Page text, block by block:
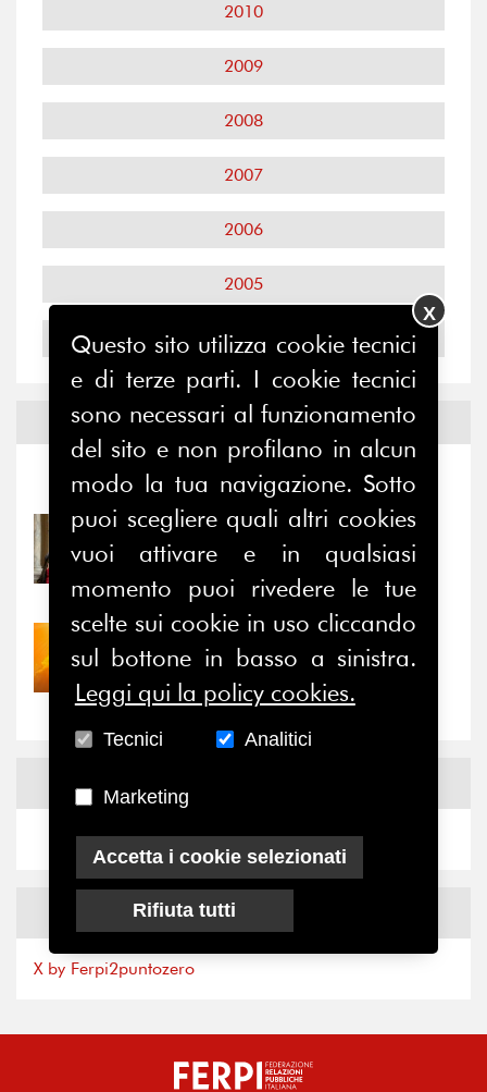
2010
2009
2008
2007
2006
2005
2004
Notizie ed Eventi
Notizie-Eventi
31/07/2026
Prima della pausa estiva,
il valore di...
30/07/2026
Nove anni dopo la
“grande cecità”: la...
News
News
X by Ferpi2puntozero
Questo sito utilizza cookie tecnici
e di terze parti. I cookie tecnici
sono necessari al funzionamento
del sito e non profilano in alcun
modo la tua navigazione. Sotto
puoi scegliere quali altri cookies
vuoi attivare e in qualsiasi
momento puoi rivedere le tue
scelte sui cookie in uso cliccando
sul bottone in basso a sinistra.
Leggi qui la policy cookies.
Tecnici Analitici
Marketing
Accetta i cookie selezionati
Rifiuta tutti
X